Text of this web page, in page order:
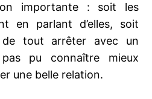
importante : soit les
en parlant d’elles, soit
de tout arrêter avec un
pu connaître mieux
une belle relation.